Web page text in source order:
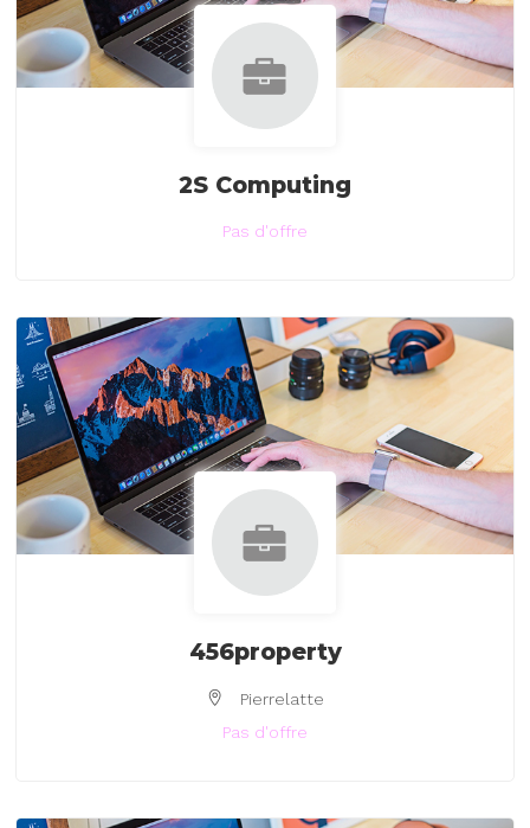
2S Computing
Pas d'offre
456property
Pierrelatte
Pas d'offre